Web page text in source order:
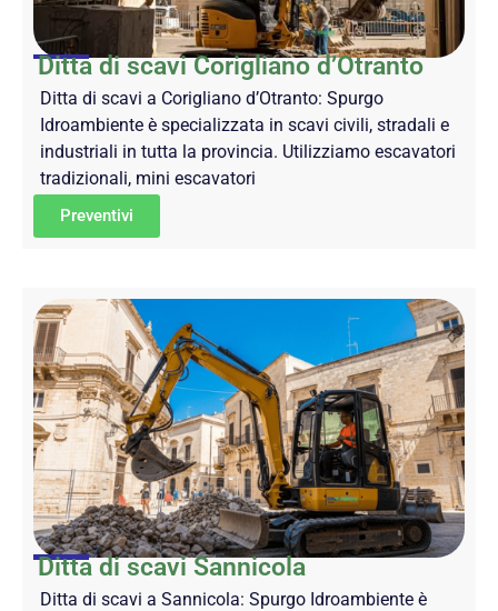
Ditta di scavi Corigliano d’Otranto
Ditta di scavi a Corigliano d’Otranto: Spurgo
Idroambiente è specializzata in scavi civili, stradali e
industriali in tutta la provincia. Utilizziamo escavatori
tradizionali, mini escavatori
Preventivi
Ditta di scavi Sannicola
Ditta di scavi a Sannicola: Spurgo Idroambiente è